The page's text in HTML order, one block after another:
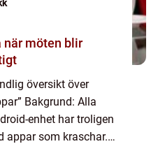
översikt över
Bakgrund: Alla
enhet har troligen
appar som kraschar.